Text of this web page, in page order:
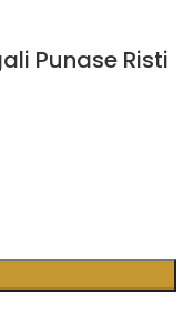
Punase Risti